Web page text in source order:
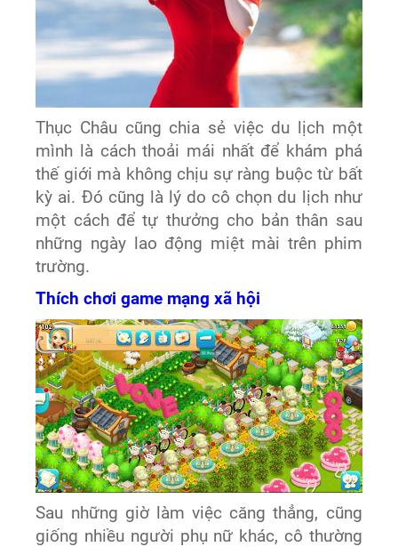
Thục Châu cũng chia sẻ việc du lịch một
mình là cách thoải mái nhất để khám phá
thế giới mà không chịu sự ràng buộc từ bất
kỳ ai. Đó cũng là lý do cô chọn du lịch như
một cách để tự thưởng cho bản thân sau
những ngày lao động miệt mài trên phim
trường.
Thích chơi game mạng xã hội
Sau những giờ làm việc căng thẳng, cũng
giống nhiều người phụ nữ khác, cô thường